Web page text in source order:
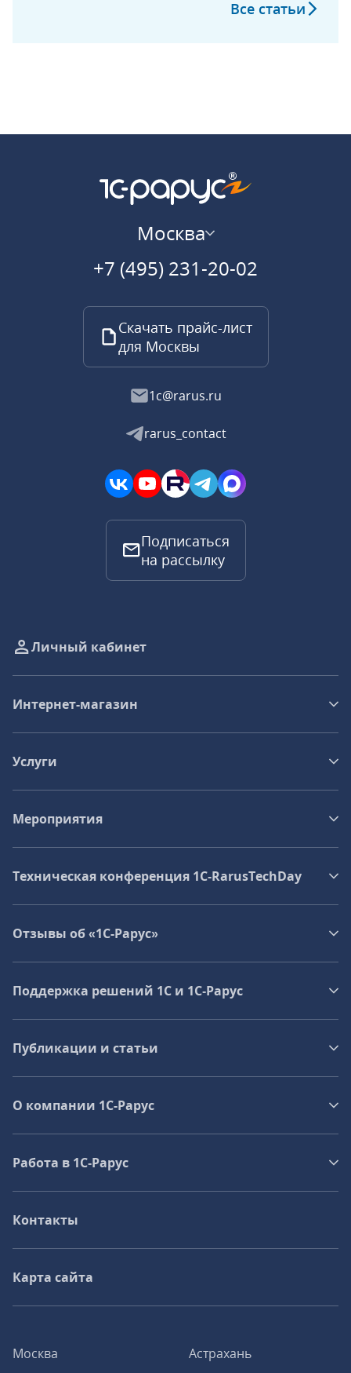
Все статьи
Москва
+7 (495) 231-20-02
Скачать прайс-лист
для Москвы
1c@rarus.ru
rarus_contact
Подписаться
на рассылку
Москва
Астрахань
Личный кабинет
Интернет-магазин
Услуги
Мероприятия
Техническая конференция 1C‑RarusTechDay
Отзывы об «1С-Рарус»
Поддержка решений 1С и 1С‑Рарус
Публикации и статьи
О компании 1C-Рарус
Работа в 1С‑Рарус
Контакты
Карта сайта